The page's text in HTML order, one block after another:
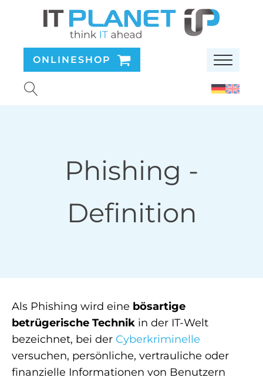
ONLINESHOP
Phishing -
Definition
Als Phishing wird eine bösartige
betrügerische Technik in der IT-Welt
bezeichnet, bei der Cyberkriminelle
versuchen, persönliche, vertrauliche oder
finanzielle Informationen von Benutzern